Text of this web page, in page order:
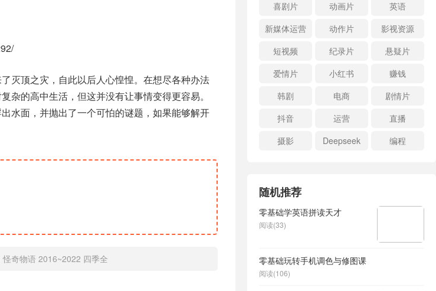
灭顶之灾，自此以后人心惶惶。在想尽各种办法
杂的高中生活，但这并没有让事情变得更容易。
水面，并抛出了一个可怕的谜题，如果能够解开
怪奇物语 2016~2022 四季全
喜剧片
动画片
英语
新媒体运营
动作片
影视资源
短视频
纪录片
悬疑片
爱情片
小红书
赚钱
韩剧
电商
剧情片
抖音
运营
直播
摄影
Deepseek 编程
随机推荐
零基础学英语拼读天才
阅读(33)
零基础玩转手机调色与修图课
阅读(106)